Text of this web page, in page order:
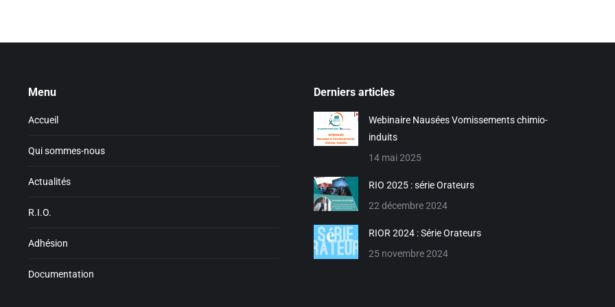
Menu
Accueil
Qui sommes-nous
Actualités
R.I.O.
Adhésion
Documentation
Derniers articles
Webinaire Nausées Vomissements chimio-
induits
14 mai 2025
RIO 2025 : série Orateurs
22 décembre 2024
RIOR 2024 : Série Orateurs
25 novembre 2024